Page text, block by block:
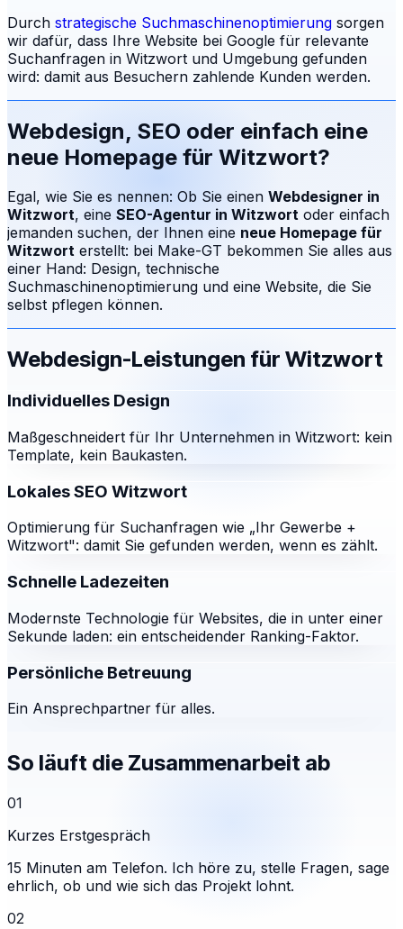
Durch strategische Suchmaschinenoptimierung sorgen
wir dafür, dass Ihre Website bei Google für relevante
Suchanfragen in Witzwort und Umgebung gefunden
wird: damit aus Besuchern zahlende Kunden werden.
Webdesign, SEO oder einfach eine
neue Homepage für Witzwort?
Egal, wie Sie es nennen: Ob Sie einen Webdesigner in
Witzwort, eine SEO-Agentur in Witzwort oder einfach
jemanden suchen, der Ihnen eine neue Homepage für
Witzwort erstellt: bei Make-GT bekommen Sie alles aus
einer Hand: Design, technische
Suchmaschinenoptimierung und eine Website, die Sie
selbst pflegen können.
Webdesign-Leistungen für Witzwort
Individuelles Design
Maßgeschneidert für Ihr Unternehmen in Witzwort: kein
Template, kein Baukasten.
Lokales SEO Witzwort
Optimierung für Suchanfragen wie „Ihr Gewerbe +
Witzwort": damit Sie gefunden werden, wenn es zählt.
Schnelle Ladezeiten
Modernste Technologie für Websites, die in unter einer
Sekunde laden: ein entscheidender Ranking-Faktor.
Persönliche Betreuung
Ein Ansprechpartner für alles.
So läuft die Zusammenarbeit ab
01
Kurzes Erstgespräch
15 Minuten am Telefon. Ich höre zu, stelle Fragen, sage
ehrlich, ob und wie sich das Projekt lohnt.
02